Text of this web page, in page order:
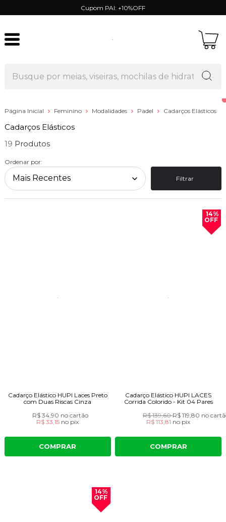
Cupom PAI: +10%OFF
Página Inicial Feminino Modalidades Padel Cadarços Elásticos
Cadarços Elásticos
19
Ordenar por:
Filtrar
Cadarço Elástico HUPI Laces Preto
com Duas Riscas Cinza
R$ 34,90 no cartão
R$ 33,15 no pix
COMPRAR
14%
OFF
Cadarço Elástico HUPI LACES
Corrida Colorido - Kit 04 Pares
R$ 139,60R$ 119,80 no
R$ 113,81 no pix
COMPRAR
14%
OFF